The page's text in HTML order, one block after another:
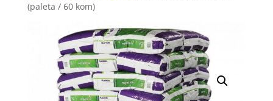
(paleta / 60 kom)